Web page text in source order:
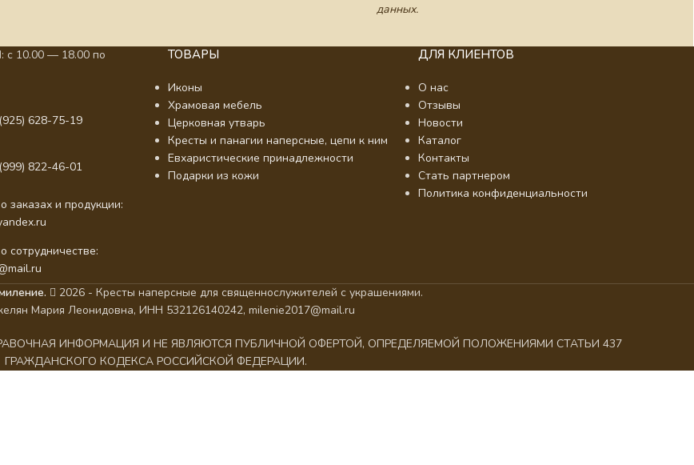
данных.
10.00 — 18.00 по
628-75-19
822-46-01
заказах и продукции:
сотрудничестве:
ТОВАРЫ
Иконы
Храмовая мебель
Церковная утварь
Кресты и панагии наперсные, цепи к ним
Евхаристические принадлежности
Подарки из кожи
ДЛЯ КЛИЕНТОВ
О нас
Отзывы
Новости
Каталог
Контакты
Стать партнером
Политика конфиденциальности
2026 - Кресты наперсные для священнослужителей с украшениями.
Мария Леонидовна, ИНН 532126140242, milenie2017@mail.ru
ИНФОРМАЦИЯ И НЕ ЯВЛЯЮТСЯ ПУБЛИЧНОЙ ОФЕРТОЙ, ОПРЕДЕЛЯЕМОЙ ПОЛОЖЕНИЯМИ СТАТЬИ 437
ГРАЖДАНСКОГО КОДЕКСА РОССИЙСКОЙ ФЕДЕРАЦИИ.